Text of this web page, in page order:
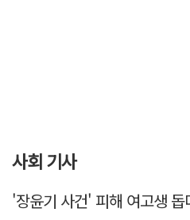
사회 기사